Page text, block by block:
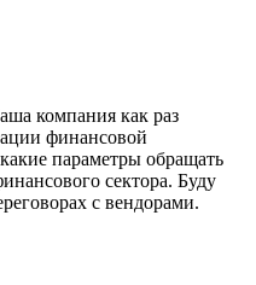
компания как раз
финансовой
параметры обращать
сектора. Буду
с вендорами.